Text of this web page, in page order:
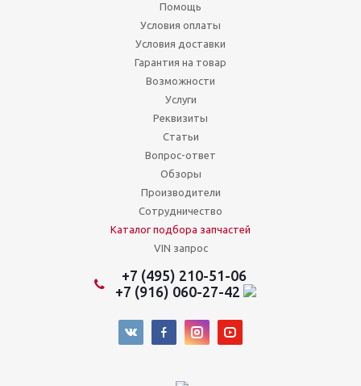
Помощь
Условия оплаты
Условия доставки
Гарантия на товар
Возможности
Услуги
Реквизиты
Статьи
Вопрос-ответ
Обзоры
Производители
Сотрудничество
Каталог подбора запчастей
VIN запрос
+7 (495) 210-51-06
+7 (916) 060-27-42